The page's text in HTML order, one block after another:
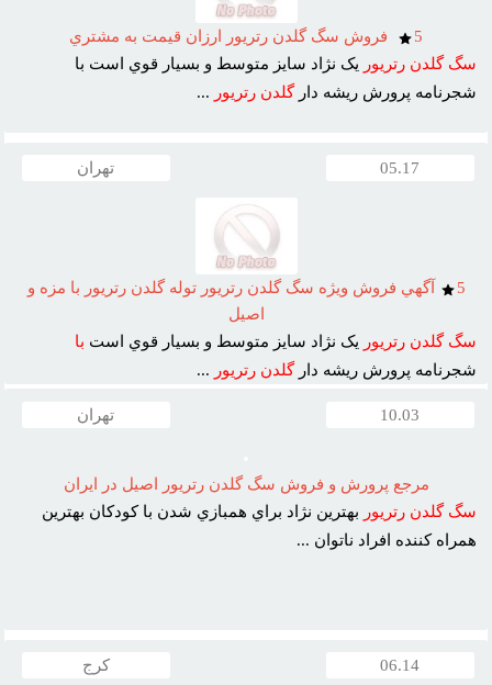
5
فروش سگ گلدن رتريور ارزان قيمت به مشتري
سگ گلدن رتريور يک نژاد سايز متوسط و بسيار قوي است با
شجرنامه پرورش ريشه دارگلدن رتريور ...
05.17 تهران
5
آگهي فروش ويژه سگ گلدن رتريور توله گلدن رتريور با مزه و
اصيل
سگ گلدن رتريور يک نژاد سايز متوسط و بسيار قوي است با
شجرنامه پرورش ريشه دارگلدن رتريور ...
10.03 تهران
مرجع پرورش و فروش سگ گلدن رتريور اصيل در ايران
سگ گلدن رتريور بهترين نژاد براي همبازي شدن با کودکان بهترين
همراه کننده افراد ناتوان ...
06.14 کرج